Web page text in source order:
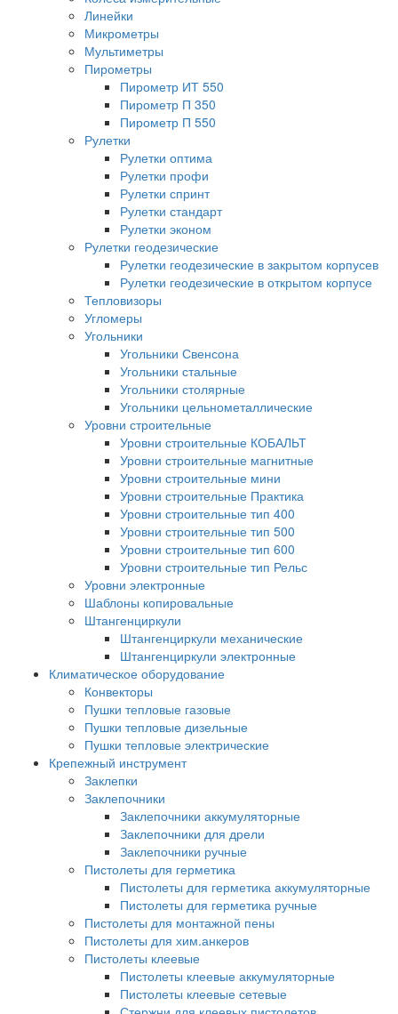
Линейки
Микрометры
Мультиметры
Пирометры
Пирометр ИТ 550
Пирометр П 350
Пирометр П 550
Рулетки
Рулетки оптима
Рулетки профи
Рулетки спринт
Рулетки стандарт
Рулетки эконом
Рулетки геодезические
Рулетки геодезические в закрытом корпусев
Рулетки геодезические в открытом корпусе
Тепловизоры
Угломеры
Угольники
Угольники Свенсона
Угольники стальные
Угольники столярные
Угольники цельнометаллические
Уровни строительные
Уровни строительные КОБАЛЬТ
Уровни строительные магнитные
Уровни строительные мини
Уровни строительные Практика
Уровни строительные тип 400
Уровни строительные тип 500
Уровни строительные тип 600
Уровни строительные тип Рельс
Уровни электронные
Шаблоны копировальные
Штангенциркули
Штангенциркули механические
Штангенциркули электронные
Климатическое оборудование
Конвекторы
Пушки тепловые газовые
Пушки тепловые дизельные
Пушки тепловые электрические
Крепежный инструмент
Заклепки
Заклепочники
Заклепочники аккумуляторные
Заклепочники для дрели
Заклепочники ручные
Пистолеты для герметика
Пистолеты для герметика аккумуляторные
Пистолеты для герметика ручные
Пистолеты для монтажной пены
Пистолеты для хим.анкеров
Пистолеты клеевые
Пистолеты клеевые аккумуляторные
Пистолеты клеевые сетевые